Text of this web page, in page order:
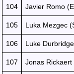
104 Javier Romo
105 Luka Mezgec
106 Luke
107 Jonas Rickaert